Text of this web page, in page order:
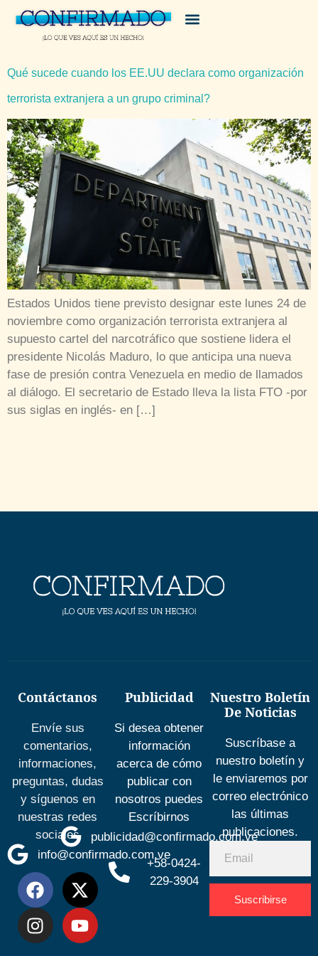
Qué sucede cuando los EE.UU declara como organización
terrorista extranjera a un grupo criminal?
Estados Unidos tiene previsto designar este lunes 24 de
noviembre como organización terrorista extranjera al
supuesto cartel del narcotráfico que sostiene lidera el
presidente Nicolás Maduro, lo que anticipa una nueva
fase de presión contra Venezuela en medio de llamados
al diálogo. El secretario de Estado lleva la lista FTO -por
sus siglas en inglés- en […]
Contáctanos
Envíe sus
comentarios,
informaciones,
preguntas, dudas
y síguenos en
nuestras redes
sociales
info@confirmado.com.ve
Publicidad
Si desea obtener
información
acerca de cómo
publicar con
nosotros puedes
Escríbirnos
publicidad@confirmado.com.ve
+58-0424-
229-3904
Nuestro Boletín
De Noticias
Suscríbase a
nuestro boletín y
le enviaremos por
correo electrónico
las últimas
publicaciones.
Suscribirse